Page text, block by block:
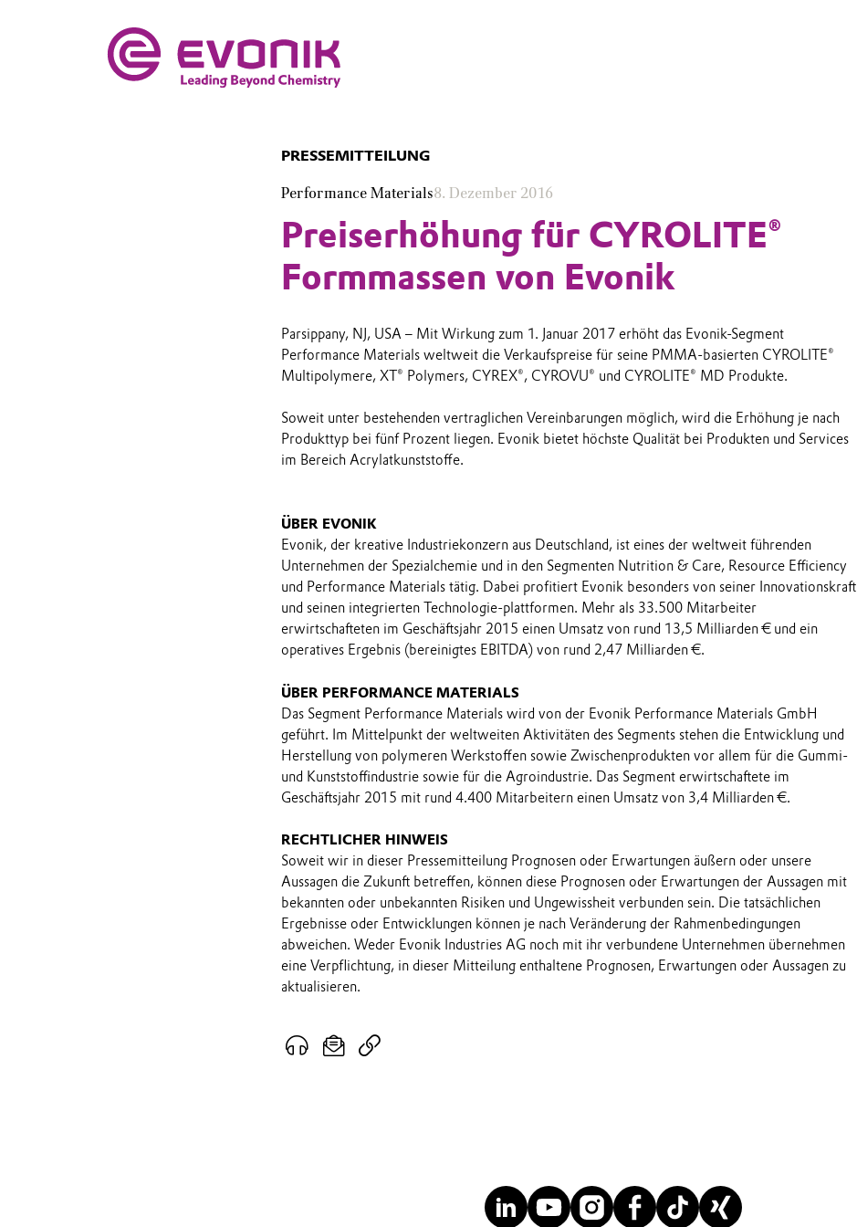
PRESSEMITTEILUNG
Performance Materials8. Dezember 2016
Preiserhöhung für CYROLITE®
Formmassen von Evonik
Parsippany, NJ, USA – Mit Wirkung zum 1. Januar 2017 erhöht das Evonik-Segment
Performance Materials weltweit die Verkaufspreise für seine PMMA-basierten CYROLITE®
Multipolymere, XT® Polymers, CYREX®, CYROVU® und CYROLITE® MD Produkte.
Soweit unter bestehenden vertraglichen Vereinbarungen möglich, wird die Erhöhung je nach
Produkttyp bei fünf Prozent liegen. Evonik bietet höchste Qualität bei Produkten und Services
im Bereich Acrylatkunststoffe.
ÜBER EVONIK
Evonik, der kreative Industriekonzern aus Deutschland, ist eines der weltweit führenden
Unternehmen der Spezialchemie und in den Segmenten Nutrition & Care, Resource Efficiency
und Performance Materials tätig. Dabei profitiert Evonik besonders von seiner Innovationskraft
und seinen integrierten Technologie-plattformen. Mehr als 33.500 Mitarbeiter
erwirtschafteten im Geschäftsjahr 2015 einen Umsatz von rund 13,5 Milliarden € und ein
operatives Ergebnis (bereinigtes EBITDA) von rund 2,47 Milliarden €.
ÜBER PERFORMANCE MATERIALS
Das Segment Performance Materials wird von der Evonik Performance Materials GmbH
geführt. Im Mittelpunkt der weltweiten Aktivitäten des Segments stehen die Entwicklung und
Herstellung von polymeren Werkstoffen sowie Zwischenprodukten vor allem für die Gummi-
und Kunststoffindustrie sowie für die Agroindustrie. Das Segment erwirtschaftete im
Geschäftsjahr 2015 mit rund 4.400 Mitarbeitern einen Umsatz von 3,4 Milliarden €.
RECHTLICHER HINWEIS
Soweit wir in dieser Pressemitteilung Prognosen oder Erwartungen äußern oder unsere
Aussagen die Zukunft betreffen, können diese Prognosen oder Erwartungen der Aussagen mit
bekannten oder unbekannten Risiken und Ungewissheit verbunden sein. Die tatsächlichen
Ergebnisse oder Entwicklungen können je nach Veränderung der Rahmenbedingungen
abweichen. Weder Evonik Industries AG noch mit ihr verbundene Unternehmen übernehmen
eine Verpflichtung, in dieser Mitteilung enthaltene Prognosen, Erwartungen oder Aussagen zu
aktualisieren.